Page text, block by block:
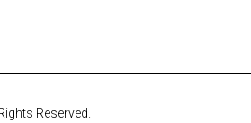
Reserved.